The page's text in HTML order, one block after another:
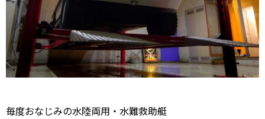
毎度おなじみの水陸両用・水難救助艇